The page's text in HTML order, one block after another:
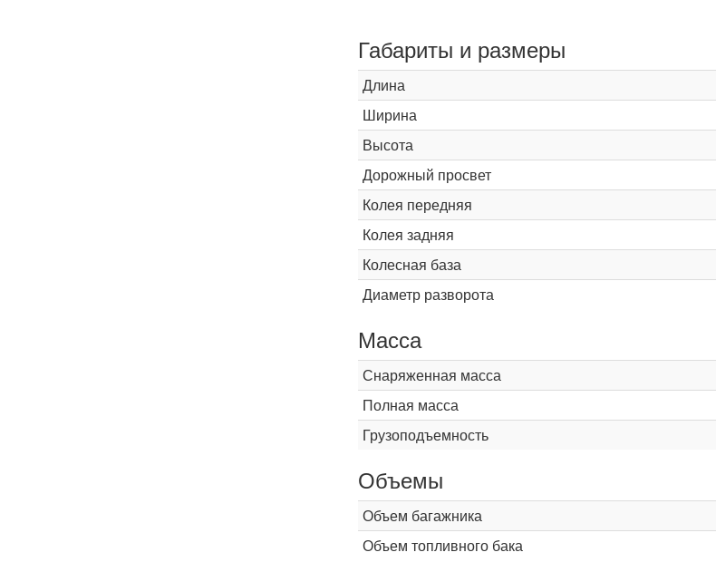
Габариты и размеры
Длина
Ширина
Высота
Дорожный просвет
Колея передняя
Колея задняя
Колесная база
Диаметр разворота
Масса
Снаряженная масса
Полная масса
Грузоподъемность
Объемы
Объем багажника
Объем топливного бака